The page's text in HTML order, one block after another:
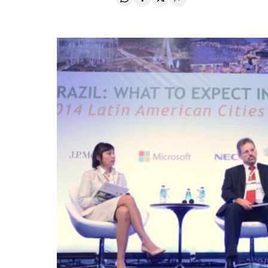
Compartir en Whatsapp
Compartir en Facebook
Compartir en Twitter
Desplegar Redes